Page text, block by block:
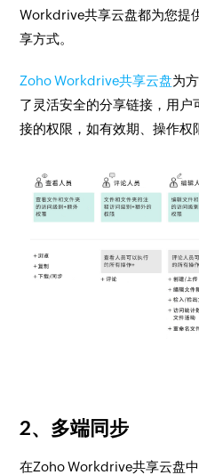
Workdrive共享云盘都为您提
享方式。
Zoho Workdrive共享云盘为
了灵活安全的分享链接，用
接的权限，如有效期、操作权
2、多端同步
在Zoho Workdrive共享云盘